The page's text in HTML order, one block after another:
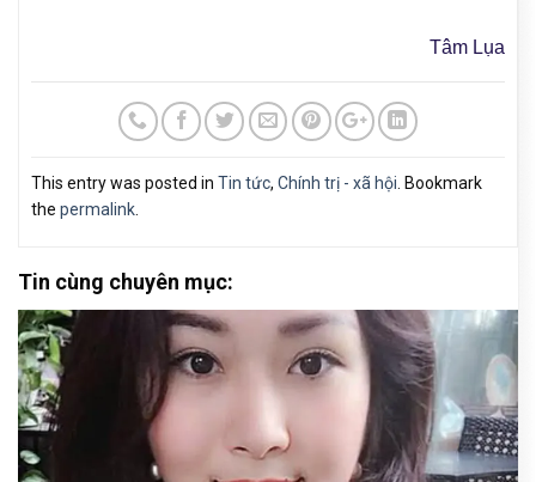
Tâm Lụa
This entry was posted in Tin tức, Chính trị - xã hội. Bookmark
the permalink.
Tin cùng chuyên mục: